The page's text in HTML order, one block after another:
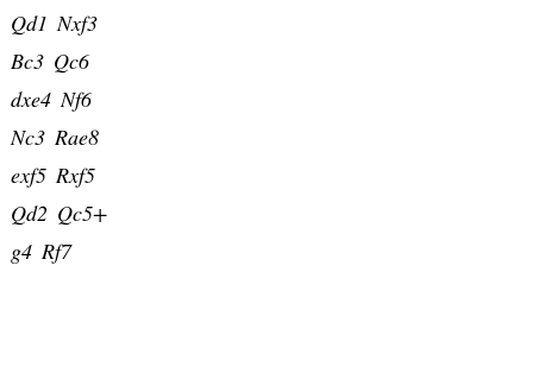
Qd1 Nxf3
Bc3 Qc6
dxe4 Nf6
Nc3 Rae8
exf5 Rxf5
Qd2 Qc5+
g4 Rf7